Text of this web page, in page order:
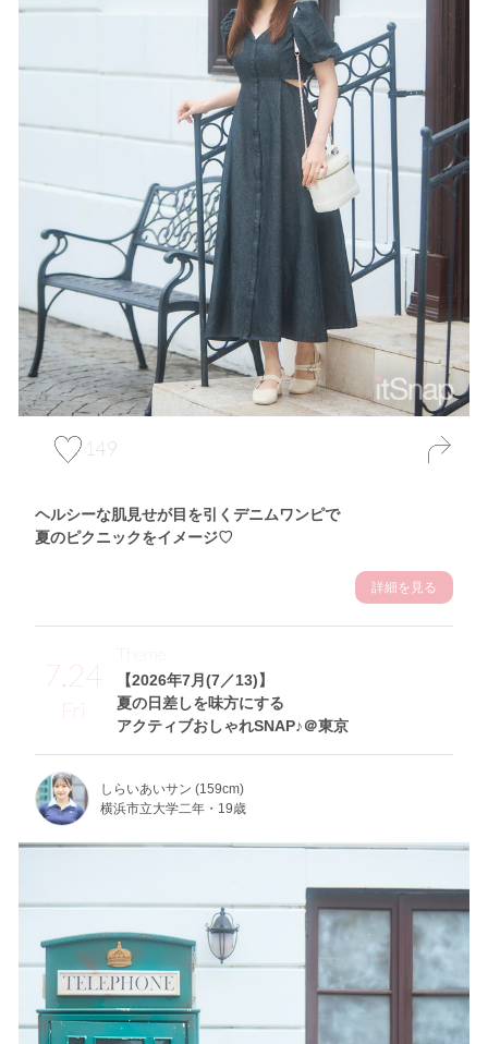
149
ヘルシーな肌見せが目を引くデニムワンピで
夏のピクニックをイメージ♡
詳細を見る
7.24
Fri
【2026年7月(7／13)】
夏の日差しを味方にする
アクティブおしゃれSNAP♪＠東京
Theme
しらいあいサン (159cm)
横浜市立大学二年・19歳